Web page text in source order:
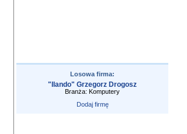
Losowa firma:
"Ilando" Grzegorz Drogosz
Branża: Komputery
Dodaj firmę